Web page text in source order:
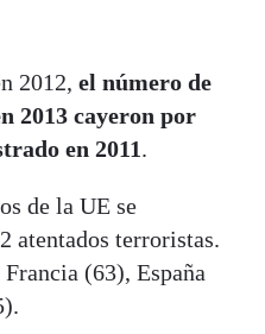
2012, el número de
2013 cayeron por
en 2011.
de la UE se
atentados terroristas.
(63), España